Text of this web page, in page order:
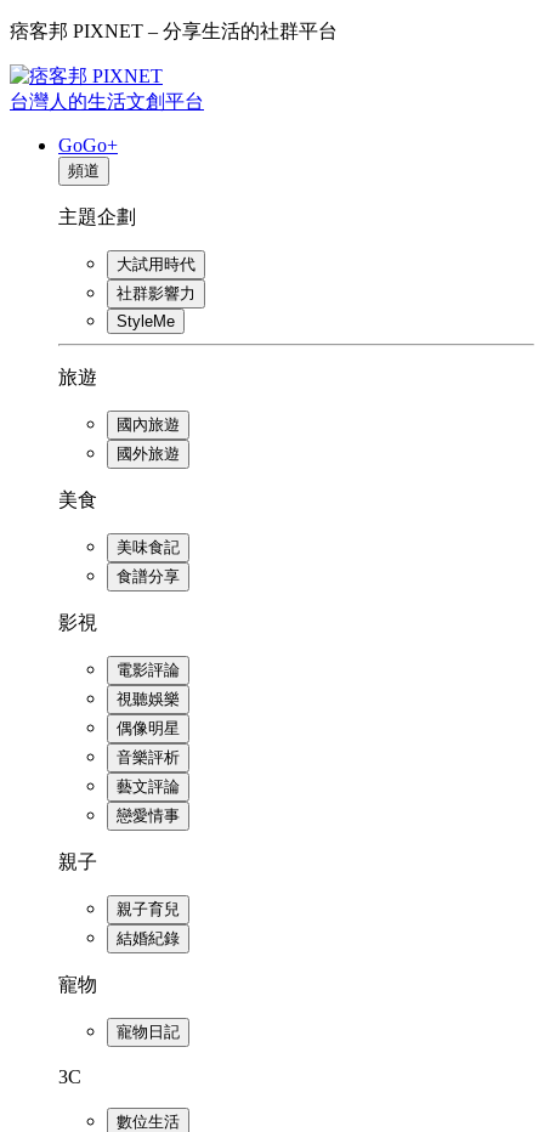
痞客邦 PIXNET – 分享生活的社群平台
台灣人的生活文創平台
GoGo+
頻道
主題企劃
大試用時代
社群影響力
StyleMe
旅遊
國內旅遊
國外旅遊
美食
美味食記
食譜分享
影視
電影評論
視聽娛樂
偶像明星
音樂評析
藝文評論
戀愛情事
親子
親子育兒
結婚紀錄
寵物
寵物日記
3C
數位生活